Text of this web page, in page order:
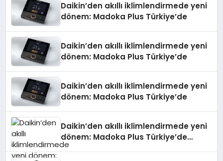
Daikin’den akıllı iklimlendirmede yeni
dönem: Madoka Plus Türkiye’de
Daikin’den akıllı iklimlendirmede yeni
dönem: Madoka Plus Türkiye’de
Daikin’den akıllı iklimlendirmede yeni
dönem: Madoka Plus Türkiye’de
Daikin’den akıllı iklimlendirmede yeni
dönem: Madoka Plus Türkiye’de
Daikin’in kullanıcı dostu tasarımıyla